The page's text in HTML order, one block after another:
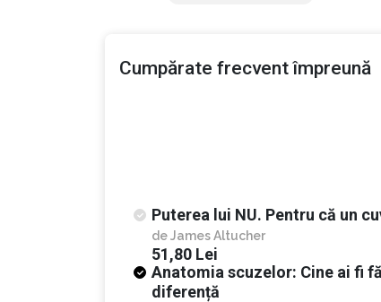
Citiți mai multe informații despre
Cumpărate frecvent împreună
Puterea lui NU. Pentru că un
deJames Altucher
51,80 Lei
Anatomia scuzelor: Cine ai fi
diferență